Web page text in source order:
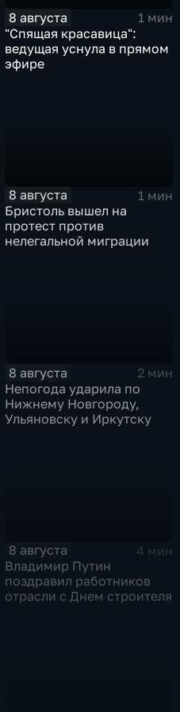
8 августа
1 мин
"Спящая красавица":
ведущая уснула в прямом
эфире
8 августа
1 мин
Бристоль вышел на
протест против
нелегальной миграции
8 августа
2 мин
Непогода ударила по
Нижнему Новгороду,
Ульяновску и Иркутску
8 августа
4 мин
Владимир Путин
поздравил работников
отрасли с Днем строителя